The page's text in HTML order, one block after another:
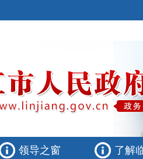
领导之窗 了解